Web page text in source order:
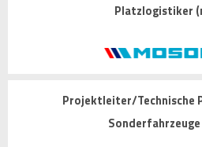
Platzlogistiker
Projektleiter/Technische